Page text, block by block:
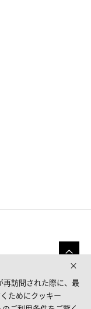
訪問された際に、最
ためにクッキー